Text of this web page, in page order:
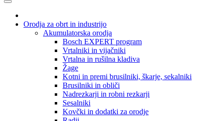
Orodja za obrt in industrijo
Akumulatorska orodja
Bosch EXPERT program
Vrtalniki in vijačniki
Vrtalna in rušilna kladiva
Žage
Kotni in premi brusilniki, škarje, sekalniki
Brusilniki in obliči
Nadrezkarji in robni rezkarji
Sesalniki
Kovčki in dodatki za orodje